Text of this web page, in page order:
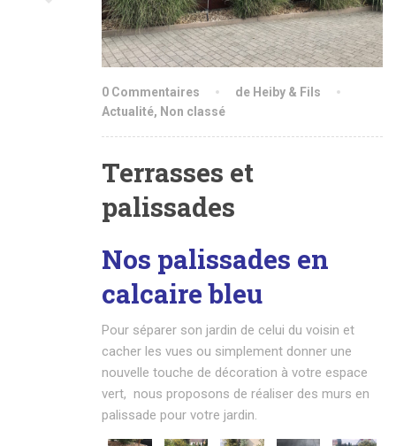
0 Commentaires
de Heiby & Fils
Actualité, Non classé
Terrasses et
palissades
Nos palissades en
calcaire bleu
Pour séparer son jardin de celui du voisin et
cacher les vues ou simplement donner une
nouvelle touche de décoration à votre espace
vert, nous proposons de réaliser des murs en
palissade pour votre jardin.